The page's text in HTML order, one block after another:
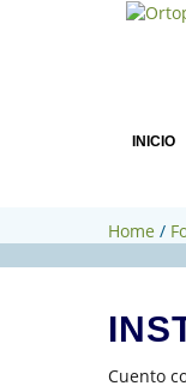
INICIO
Home /
Cuento